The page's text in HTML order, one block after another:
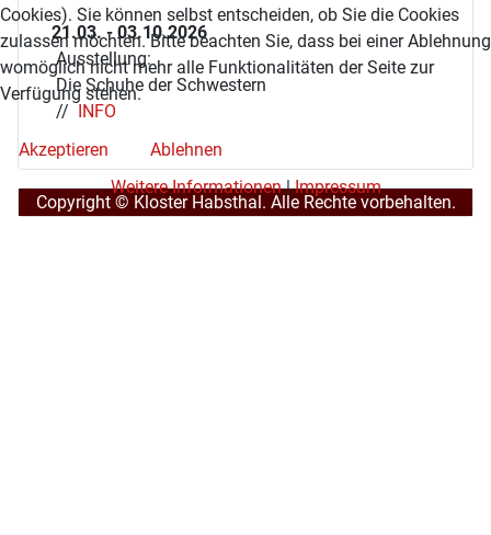
21.03. - 03.10.2026
Ausstellung:
Die Schuhe der Schwestern
// INFO
Copyright © Kloster Habsthal. Alle Rechte vorbehalten.
Cookies). Sie können selbst entscheiden, ob Sie die Cookies
zulassen möchten. Bitte beachten Sie, dass bei einer Ablehnung
womöglich nicht mehr alle Funktionalitäten der Seite zur
Verfügung stehen.
Akzeptieren
Ablehnen
Weitere Informationen|Impressum